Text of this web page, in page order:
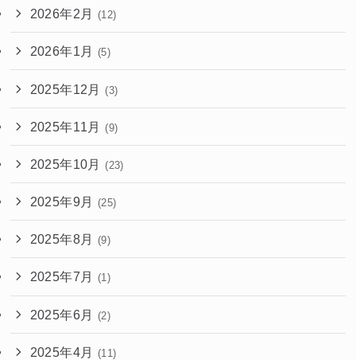
2026年2月 (12)
2026年1月 (5)
2025年12月 (3)
2025年11月 (9)
2025年10月 (23)
2025年9月 (25)
2025年8月 (9)
2025年7月 (1)
2025年6月 (2)
2025年4月 (11)